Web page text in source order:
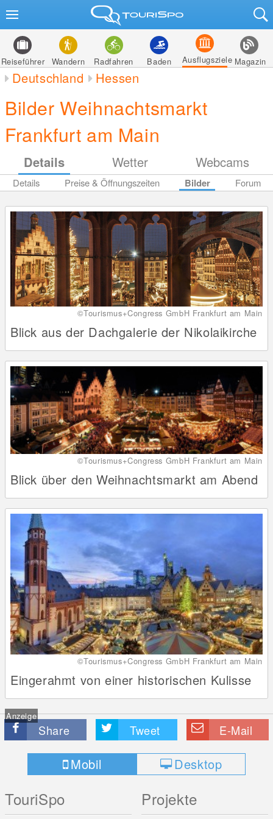
Reiseführer Wandern Radfahren Baden Ausflugsziele Magazin
Deutschland Hessen
Bilder Weihnachtsmarkt
Frankfurt am Main
Details Wetter Webcams
Details Preise & Öffnungszeiten Bilder Forum
©Tourismus+Congress GmbH Frankfurt am Main
Blick aus der Dachgalerie der Nikolaikirche
©Tourismus+Congress GmbH Frankfurt am Main
Blick über den Weihnachtsmarkt am Abend
©Tourismus+Congress GmbH Frankfurt am Main
Eingerahmt von einer historischen Kulisse
Anzeige
Share Tweet E-Mail
Mobil Desktop
TouriSpo Projekte